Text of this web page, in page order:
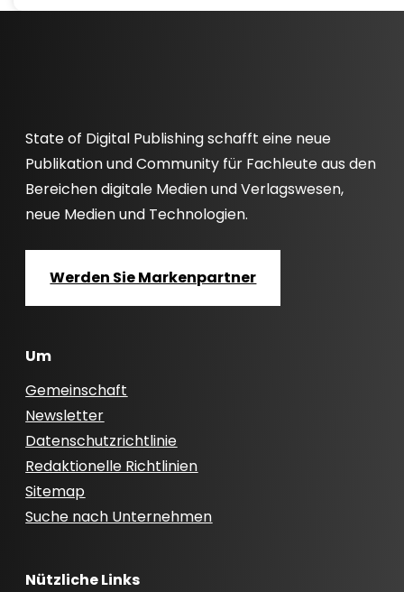
State of Digital Publishing schafft eine neue
Publikation und Community für Fachleute aus den
Bereichen digitale Medien und Verlagswesen,
neue Medien und Technologien.
Werden Sie Markenpartner
Um
Gemeinschaft
Newsletter
Datenschutzrichtlinie
Redaktionelle Richtlinien
Sitemap
Suche nach Unternehmen
Nützliche Links